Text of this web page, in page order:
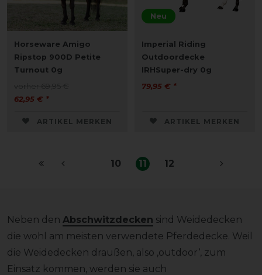
Horseware Amigo
Ripstop 900D Petite
Turnout 0g
62,95 € *
ARTIKEL MERKEN
Neu
Imperial Riding
Outdoordecke
IRHSuper-dry 0g
79,95 € *
ARTIKEL MERKEN
10 11 12
Neben den Abschwitzdecken sind Weidedecken
die wohl am meisten verwendete Pferdedecke. Weil
die Weidedecken draußen, also ‚outdoor‘, zum
Einsatz kommen, werden sie auch